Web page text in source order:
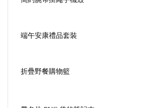
端午安康禮品套裝
折疊野餐購物籃